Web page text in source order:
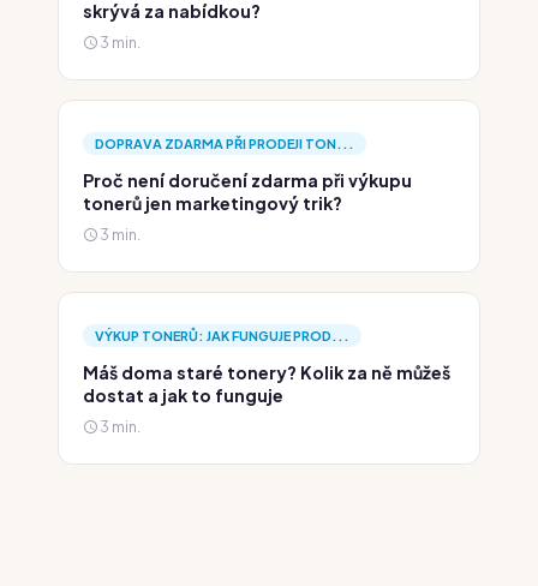
skrývá za nabídkou?
3 min.
DOPRAVA ZDARMA PŘI PRODEJI TON...
Proč není doručení zdarma při výkupu
tonerů jen marketingový trik?
3 min.
VÝKUP TONERŮ: JAK FUNGUJE PROD...
Máš doma staré tonery? Kolik za ně můžeš
dostat a jak to funguje
3 min.